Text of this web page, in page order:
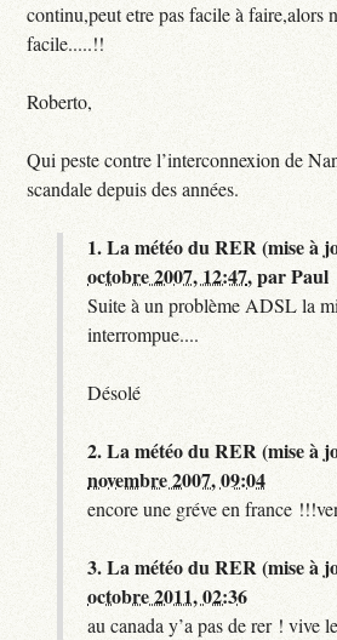
continu,peut etre pas facile à faire,alors
facile.....!!
Roberto,
Qui peste contre l’interconnexion de
scandale depuis des années.
1.La météo du RER (mise à
octobre 2007, 12:47,parPaul
Suite à un problème ADSL la
interrompue....
Désolé
2.La météo du RER (mise à
novembre 2007, 09:04
encore une gréve en france
3.La météo du RER (mise à
octobre 2011, 02:36
au canada y’a pas de rer ! vive